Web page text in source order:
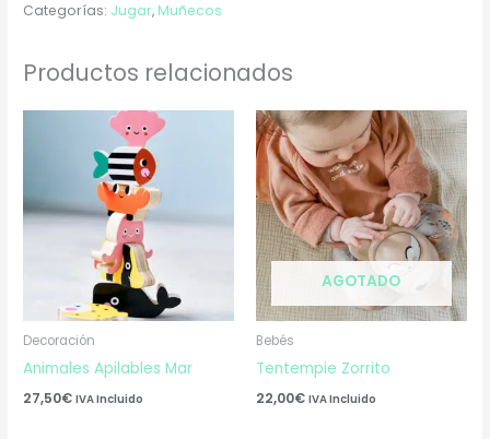
Categorías: Jugar, Muñecos
Productos relacionados
Decoración
Animales Apilables Mar
27,50€ IVA Incluido
AGOTADO
Bebés
Tentempie Zorrito
22,00€ IVA Incluido